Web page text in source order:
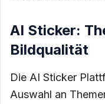
AI Sticker:
Bildqualität
Die AI Sticker
Auswahl an